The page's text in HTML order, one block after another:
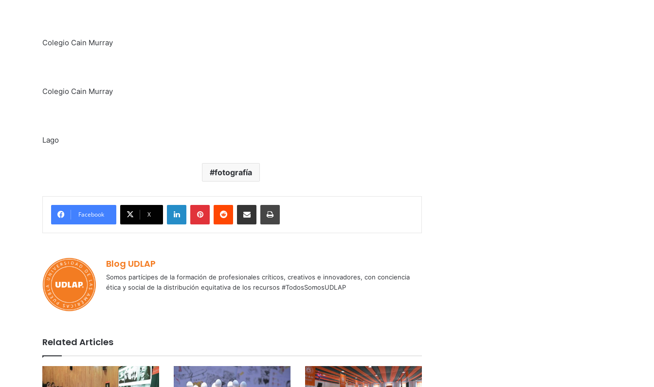
Colegio Cain Murray
Colegio Cain Murray
Lago
fotografía
Facebook X
LinkedInPinterestReddit Share via Email Print
Blog UDLAP
Somos partícipes de la formación de profesionales críticos, creativos e innovadores, con conciencia
ética y social de la distribución equitativa de los recursos #TodosSomosUDLAP
Related Articles